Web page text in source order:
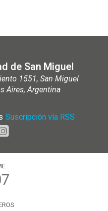
de San Miguel
1551, San Miguel
Aires, Argentina
Suscripción vía RSS